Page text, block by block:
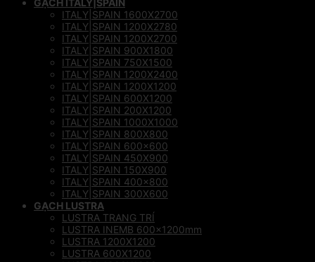
GẠCH ITALY|SPAIN
ITALY|SPAIN 1600X2700
ITALY|SPAIN 1200X2780
ITALY|SPAIN 1200X2700
ITALY|SPAIN 900X1800
ITALY|SPAIN 750X1500
ITALY|SPAIN 1200X2400
ITALY|SPAIN 1200X1200
ITALY|SPAIN 600X1200
ITALY|SPAIN 200X1200
ITALY|SPAIN 1000X1000
ITALY|SPAIN 800X800
ITALY|SPAIN 600×600
ITALY|SPAIN 450X900
ITALY|SPAIN 150X900
ITALY|SPAIN 400×800
ITALY|SPAIN 300X600
GẠCH LUSTRA
LUSTRA TRANG TRÍ
LUSTRA INEMB 600x1200mm
LUSTRA 1200X1200
LUSTRA 600X1200